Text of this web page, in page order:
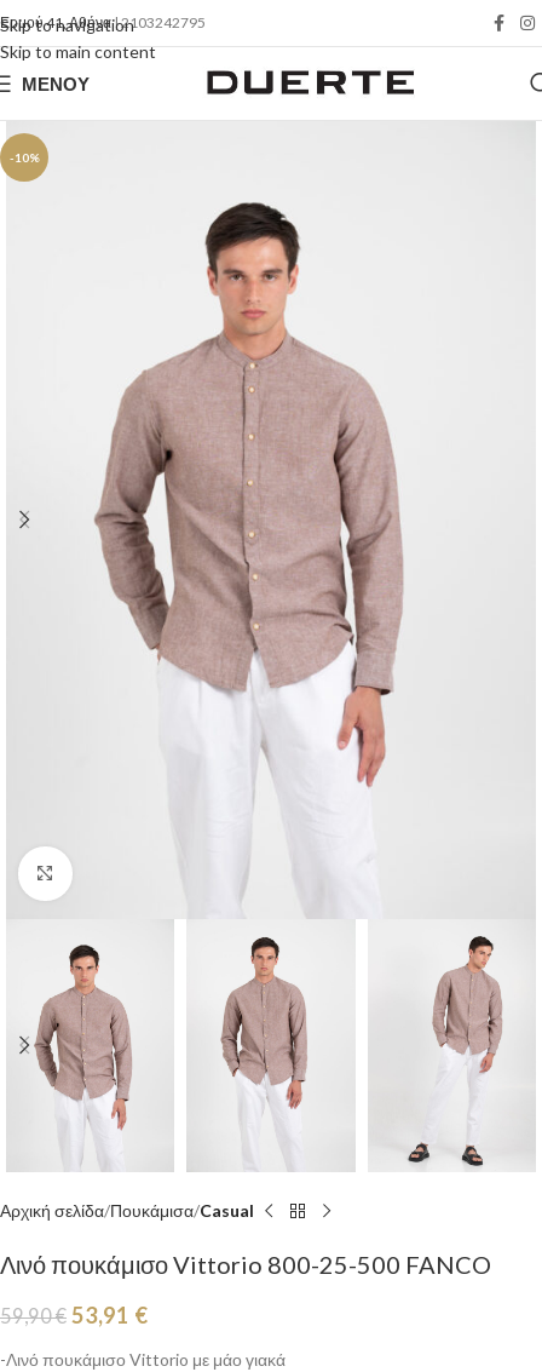
Skip to navigation
Skip to main content
Ερμού 41, Αθήνα| 2103242795
ΜΕΝΟΎ
-10%
Κλικ για μεγέθυνση
Αρχική σελίδα Πουκάμισα Casual
Λινό πουκάμισο Vittorio 800-25-500 FANCO
59,90€ 53,91 €
-Λινό πουκάμισο Vittorio με μάο γιακά